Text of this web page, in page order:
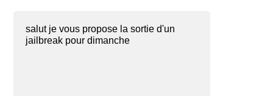
salut je vous propose la sortie d'un
jailbreak pour dimanche